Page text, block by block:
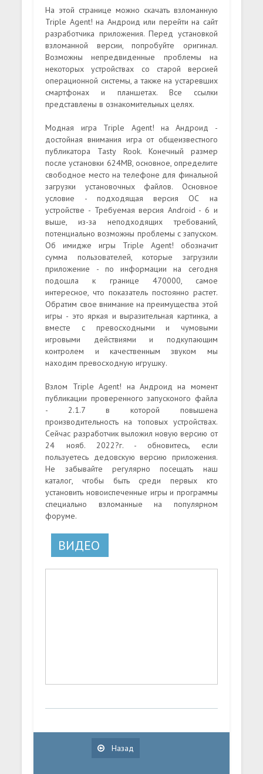
На этой странице можно скачать взломанную
Triple Agent! на Андроид или перейти на сайт
разработчика приложения. Перед установкой
взломанной версии, попробуйте оригинал.
Возможны непредвиденные проблемы на
некоторых устройствах со старой версией
операционной системы, а также на устаревших
смартфонах и планшетах. Все ссылки
представлены в ознакомительных целях.
Модная игра Triple Agent! на Андроид -
достойная внимания игра от общеизвестного
публикатора Tasty Rook. Конечный размер
после установки 624MB, основное, определите
свободное место на телефоне для финальной
загрузки установочных файлов. Основное
условие - подходящая версия ОС на
устройстве - Требуемая версия Android - 6 и
выше, из-за неподходящих требований,
потенциально возможны проблемы с запуском.
Об имидже игры Triple Agent! обозначит
сумма пользователей, которые загрузили
приложение - по информации на сегодня
подошла к границе 470000, самое
интересное, что показатель постоянно растет.
Обратим свое внимание на преимущества этой
игры - это яркая и выразительная картинка, а
вместе с превосходными и чумовыми
игровыми действиями и подкупающим
контролем и качественным звуком мы
находим превосходную игрушку.
Взлом Triple Agent! на Андроид на момент
публикации проверенного запусконого файла
- 2.1.7 в которой повышена
производительность на топовых устройствах.
Сейчас разработчик выложил новую версию от
24 нояб. 2022?г. - обновитесь, если
пользуетесь дедовскую версию приложения.
Не забывайте регулярно посещать наш
каталог, чтобы быть среди первых кто
установить новоиспеченные игры и программы
специально взломанные на популярном
форуме.
ВИДЕО
Назад